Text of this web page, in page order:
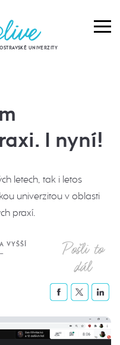
UNIVERZITY
I nyní!
letech, tak i letos
univerzitou v oblasti
praxí.
VYŠŠÍ
Pošli to
dál